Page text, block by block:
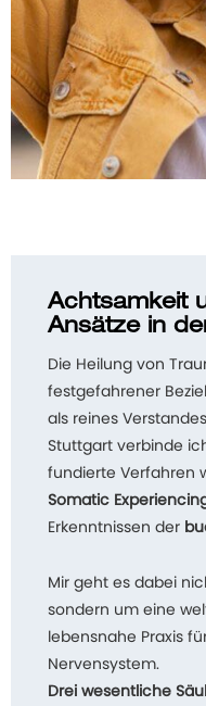
Achtsamkeit
Ansätze in
Die Heilung von
festgefahrener
als reines
Stuttgart verbinde
fundierte Verfahren
Somatic
Erkenntnissen der
Mir geht es dabei
sondern um eine
lebensnahe Praxis
Nervensystem.
Drei wesentliche